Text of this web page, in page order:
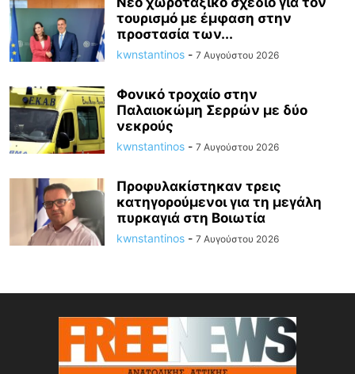
τουρισμό με έμφαση στην
προστασία των...
kwnstantinos - 7 Αυγούστου 2026
Φονικό τροχαίο στην
Παλαιοκώμη Σερρών με δύο
νεκρούς
kwnstantinos - 7 Αυγούστου 2026
Προφυλακίστηκαν τρεις
κατηγορούμενοι για τη μεγάλη
πυρκαγιά στη Βοιωτία
kwnstantinos - 7 Αυγούστου 2026